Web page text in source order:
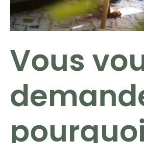
Vous
pourquoi